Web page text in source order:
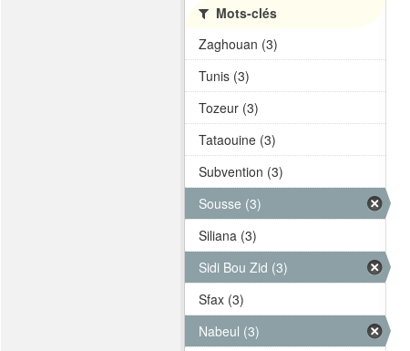
Mots-clés
Zaghouan (3)
Tunis (3)
Tozeur (3)
Tataouine (3)
Subvention (3)
Sousse (3)
Siliana (3)
Sidi Bou Zid (3)
Sfax (3)
Nabeul (3)